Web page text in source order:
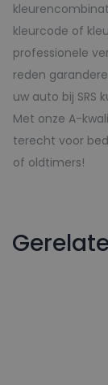
kleurcode of
professionele
reden
uw auto bij SRS
Met onze A-
terecht voor
of oldtimers!